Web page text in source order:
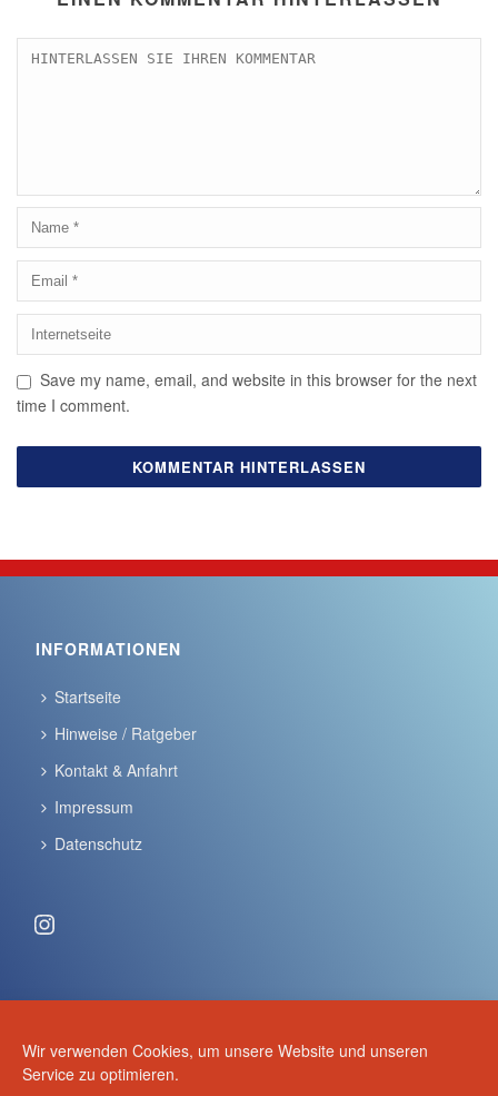
Wir verwenden Cookies, um unsere Website und unseren
Service zu optimieren.
Save my name, email, and website in this browser for the next
time I comment.
INFORMATIONEN
Startseite
Hinweise / Ratgeber
Kontakt & Anfahrt
Impressum
Datenschutz
Instagram
Volker Schulze